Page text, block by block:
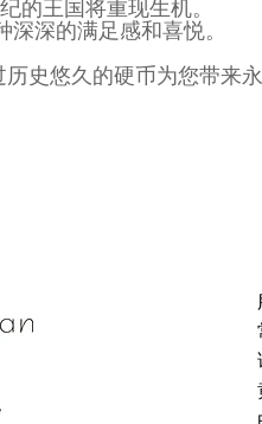
的王国将重现生机。
深的满足感和喜悦。
史悠久的硬币为您带来永